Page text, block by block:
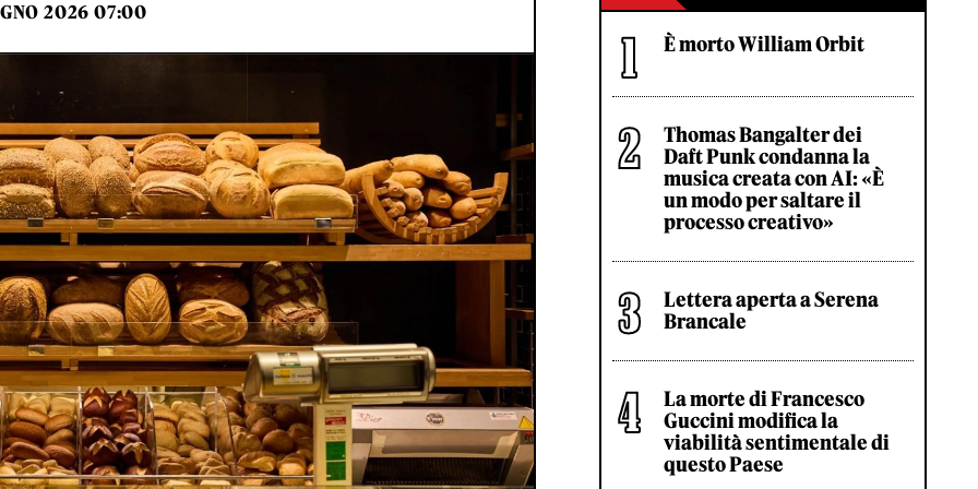
2026 07:00
È morto William Orbit
Thomas Bangalter dei
Daft Punk condanna la
musica creata con AI: «È
un modo per saltare il
processo creativo»
Lettera aperta a Serena
Brancale
La morte di Francesco
Guccini modifica la
viabilità sentimentale di
questo Paese